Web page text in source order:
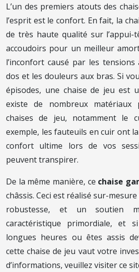
L’un des premiers atouts des
l’esprit est le confort. En fait, la
de très haute qualité sur l’appui-
accoudoirs pour un meilleur
l’inconfort causé par les
dos et les douleurs aux bras. Si
épisodes, une chaise de jeu est
existe de nombreux matériaux
chaises de jeu, notamment le
exemple, les fauteuils en cuir ont
confort ultime lors de vos
peuvent transpirer.
De la même manière, ce chaise
châssis. Ceci est réalisé sur-
robustesse, et un soutien
caractéristique primordiale, et
longues heures ou êtes assis
cette chaise de jeu vaut votre
d’informations, veuillez visiter ce